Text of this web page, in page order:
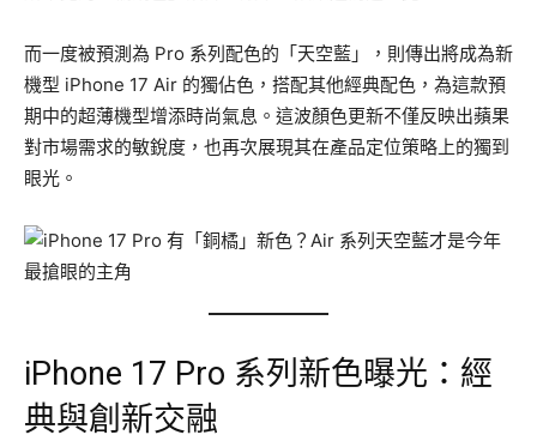
而一度被預測為 Pro 系列配色的「天空藍」，則傳出將成為新
機型 iPhone 17 Air 的獨佔色，搭配其他經典配色，為這款預
期中的超薄機型增添時尚氣息。這波顏色更新不僅反映出蘋果
對市場需求的敏銳度，也再次展現其在產品定位策略上的獨到
眼光。
iPhone 17 Pro 系列新色曝光：經
典與創新交融